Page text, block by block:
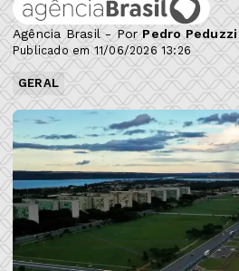
Agência Brasil - PorPedro Peduzzi
Publicado em 11/06/2026 13:26
GERAL